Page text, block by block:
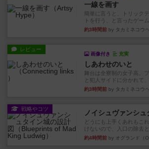
一線を画す
簡単に言うと、トリック
トを行う、と言ったゲーム
約3時間前 by タカミネコウ
レビュー
画像付き 充実
しあわせのいと
舞台は全寮制の女子高。
と犯人サイドに分かれて、
約3時間前 by タカミネコウ
戦略やコツ ノイシュヴァンシ
どうにも上手くあれもこ
けないので、入口の除去と
約4時間前 by オグランド（